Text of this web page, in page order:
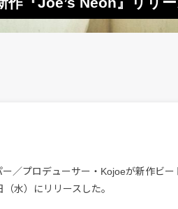
ー／プロデューサー・Kojoeが新作ビ
（水）にリリースした。